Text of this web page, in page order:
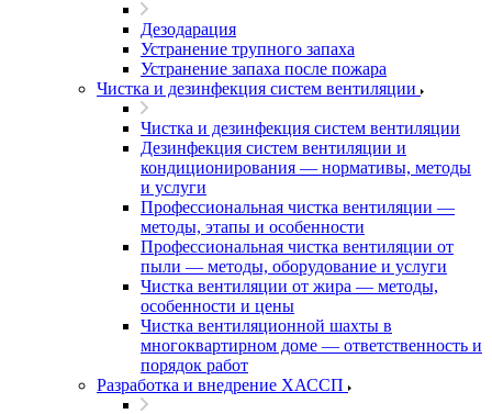
Дезодарация
Устранение трупного запаха
Устранение запаха после пожара
Чистка и дезинфекция систем вентиляции
Чистка и дезинфекция систем вентиляции
Дезинфекция систем вентиляции и
кондиционирования — нормативы, методы
и услуги
Профессиональная чистка вентиляции —
методы, этапы и особенности
Профессиональная чистка вентиляции от
пыли — методы, оборудование и услуги
Чистка вентиляции от жира — методы,
особенности и цены
Чистка вентиляционной шахты в
многоквартирном доме — ответственность и
порядок работ
Разработка и внедрение ХАССП